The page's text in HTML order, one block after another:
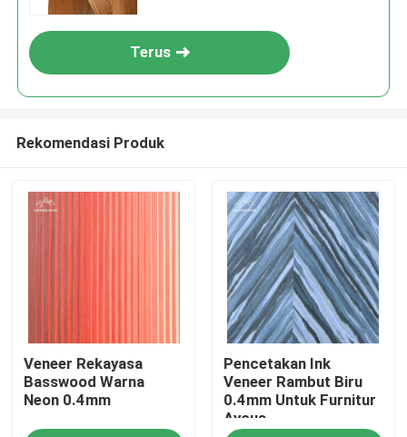
Rumah
Terus
Rekomendasi Produk
Veneer Rekayasa
Basswood Warna
Neon 0.4mm
Pencetakan Ink
Veneer Rambut Biru
0.4mm Untuk Furnitur
Ayous